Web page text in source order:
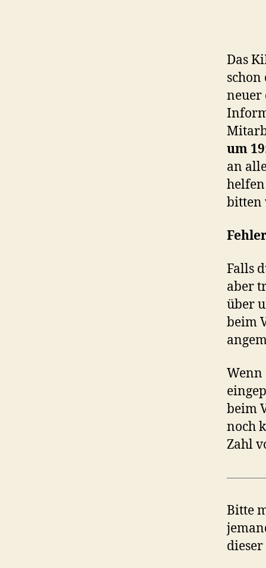
Das
neuer
um
an
bitten
Falls
aber
über
beim
Wenn
beim
noch
Zahl
Bitte
dieser